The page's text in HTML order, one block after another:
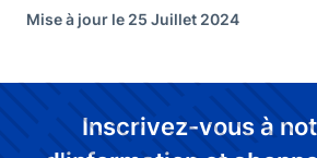
Mise à jour le 25 Juillet 2024
Inscrivez-vous à